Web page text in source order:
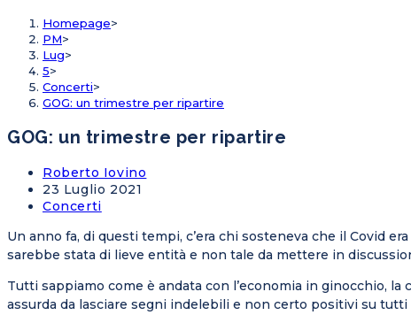
Homepage>
PM>
Lug>
5>
Concerti>
GOG: un trimestre per ripartire
GOG: un trimestre per ripartire
Roberto Iovino
23 Luglio 2021
Concerti
Un anno fa, di questi tempi, c’era chi sosteneva che il Covid
sarebbe stata di lieve entità e non tale da mettere in
Tutti sappiamo come è andata con l’economia in ginocchio,
assurda da lasciare segni indelebili e non certo positivi su